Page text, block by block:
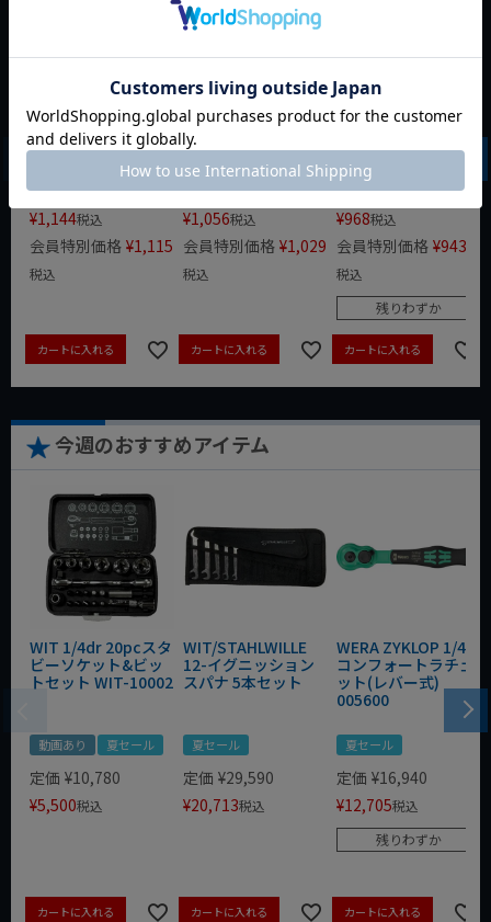
WERA レインボース
テンレスL型ヘキサ
ゴンレンチ 1.5mm
3950SPKL/1.5
定価 ¥1,430
¥1,144税込
会員特別価格 ¥1,115
税込
カートに入れる
WERA レインボース
テンレスL型ヘキサ
ゴンレンチ 2mm
3950SPKL/2
定価 ¥1,320
¥1,056税込
会員特別価格 ¥1,029
税込
カートに入れる
WERA レインボース
テンレスL型ヘキサ
3950SPKL/2.5
定価 ¥1,210
¥968税込
会員特別価格 ¥943
税込
残りわずか
カートに入れる
今週のおすすめアイテム
WIT 1/4dr 20pcスタ
ビーソケット&ビッ
トセット WIT-10002
動画あり 夏セール
定価 ¥10,780
¥5,500税込
カートに入れる
WIT/STAHLWILLE
12-イグニッション
スパナ 5本セット
夏セール
定価 ¥29,590
¥20,713税込
カートに入れる
WERA ZYKLOP 1/4"
コンフォートラチェ
ット(レバー式)
005600
夏セール
定価 ¥16,940
¥12,705税込
残りわずか
カートに入れる